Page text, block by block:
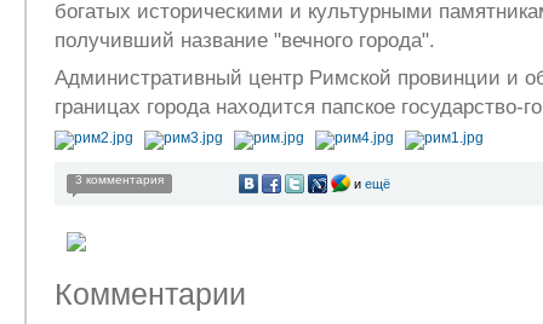
богатых историческими и культурными
получивший название "вечного города".
Административный центр Римской провинции и
границах города находится папское государство-
3 комментария и ещё
Комментарии